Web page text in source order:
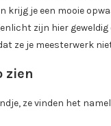
je een mooie
zijn hier
ze je meesterwerk
zien
ze vinden het